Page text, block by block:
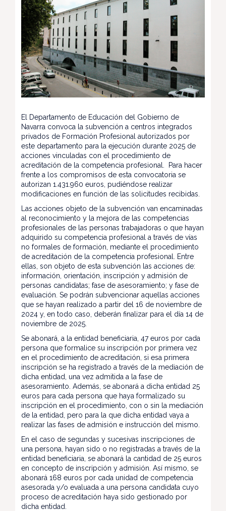
El Departamento de Educación del Gobierno de
Navarra convoca la subvención a centros integrados
privados de Formación Profesional autorizados por
este departamento para la ejecución durante 2025 de
acciones vinculadas con el procedimiento de
acreditación de la competencia profesional. Para hacer
frente a los compromisos de esta convocatoria se
autorizan 1.431.960 euros, pudiéndose realizar
modificaciones en función de las solicitudes recibidas.
Las acciones objeto de la subvención van encaminadas
al reconocimiento y la mejora de las competencias
profesionales de las personas trabajadoras o que hayan
adquirido su competencia profesional a través de vías
no formales de formación, mediante el procedimiento
de acreditación de la competencia profesional. Entre
ellas, son objeto de esta subvención las acciones de:
información, orientación, inscripción y admisión de
personas candidatas; fase de asesoramiento; y fase de
evaluación. Se podrán subvencionar aquellas acciones
que se hayan realizado a partir del 16 de noviembre de
2024 y, en todo caso, deberán finalizar para el día 14 de
noviembre de 2025.
Se abonará, a la entidad beneficiaria, 47 euros por cada
persona que formalice su inscripción por primera vez
en el procedimiento de acreditación, si esa primera
inscripción se ha registrado a través de la mediación de
dicha entidad, una vez admitida a la fase de
asesoramiento. Además, se abonará a dicha entidad 25
euros para cada persona que haya formalizado su
inscripción en el procedimiento, con o sin la mediación
de la entidad, pero para la que dicha entidad vaya a
realizar las fases de admisión e instrucción del mismo.
En el caso de segundas y sucesivas inscripciones de
una persona, hayan sido o no registradas a través de la
entidad beneficiaria, se abonará la cantidad de 25 euros
en concepto de inscripción y admisión. Así mismo, se
abonará 168 euros por cada unidad de competencia
asesorada y/o evaluada a una persona candidata cuyo
proceso de acreditación haya sido gestionado por
dicha entidad.